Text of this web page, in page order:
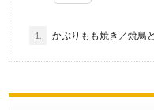
1. かぶりもも焼き／焼鳥